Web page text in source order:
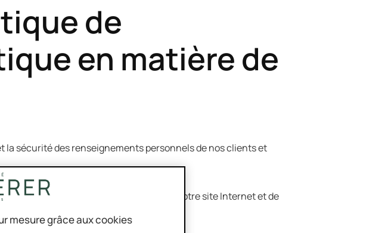
de
en matière de
sécurité des renseignements personnels de nos clients et
lorsque vous consultez et utilisez notre site Internet et de
mesure grâce aux cookies